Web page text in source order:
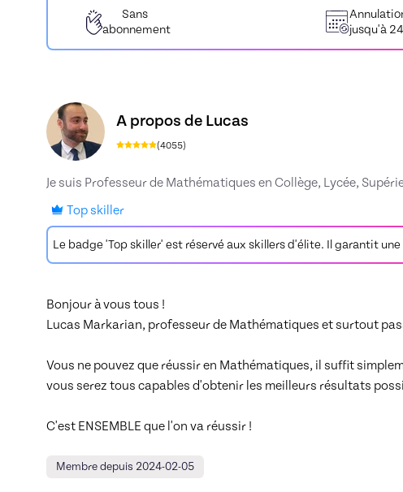
Sans
abonnement
jusqu'à
A propos de Lucas
(4055)
Je suis Professeur de Mathématiques en Collège, Lycée,
Top skiller
Le badge 'Top skiller' est réservé aux skillers d'élite. Il garantit
Bonjour à vous tous !
Lucas Markarian, professeur de Mathématiques et surtout
Vous ne pouvez que réussir en Mathématiques, il suffit
vous serez tous capables d'obtenir les meilleurs résultats
C'est ENSEMBLE que l'on va réussir !
Membre depuis 2024-02-05